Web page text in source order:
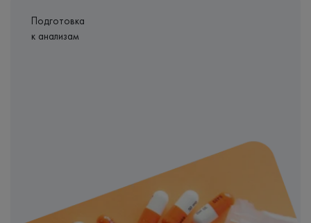
Подготовка
к анализам